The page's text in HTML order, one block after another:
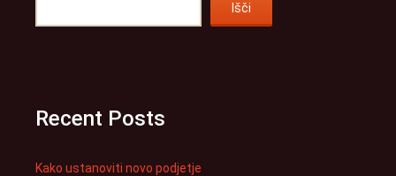
Išči
Recent Posts
Kako ustanoviti novo podjetje